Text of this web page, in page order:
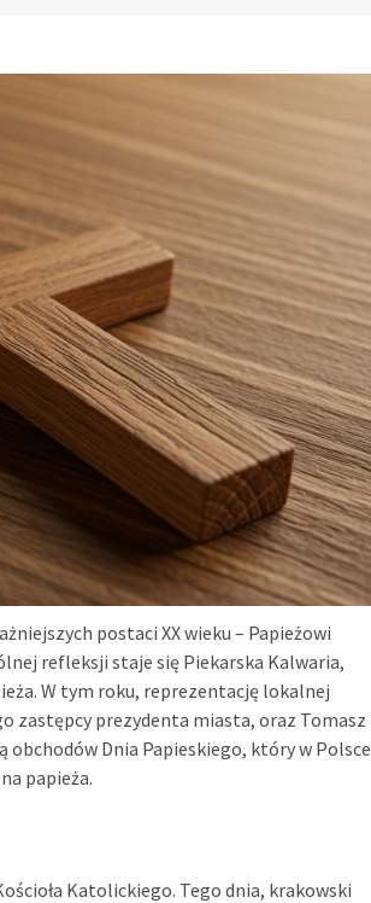
postaci XX wieku – Papieżowi
refleksji staje się Piekarska Kalwaria,
W tym roku, reprezentację lokalnej
zastępcy prezydenta miasta, oraz Tomasz
obchodów Dnia Papieskiego, który w Polsce
papieża.
Katolickiego. Tego dnia, krakowski